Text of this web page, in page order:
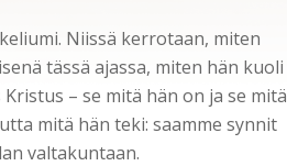
Niissä kerrotaan, miten
tässä ajassa, miten hän kuoli
– se mitä hän on ja se mitä
mitä hän teki: saamme synnit
valtakuntaan.